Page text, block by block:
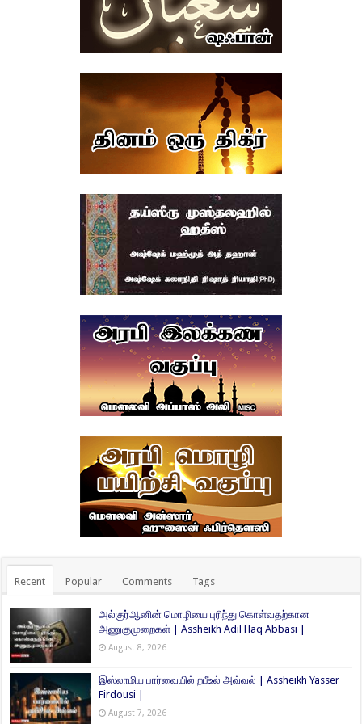
Recent Popular Comments Tags
அல்குர்ஆனின் மொழியை புரிந்து கொள்வதற்கான
அணுகுமுறைகள் | Assheikh Adil Haq Abbasi |
August 8, 2026
இஸ்லாமிய பார்வையில் றபீஉல் அவ்வல் | Assheikh Yasser
Firdousi |
August 7, 2026